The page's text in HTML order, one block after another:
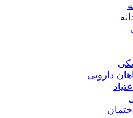
دارویی